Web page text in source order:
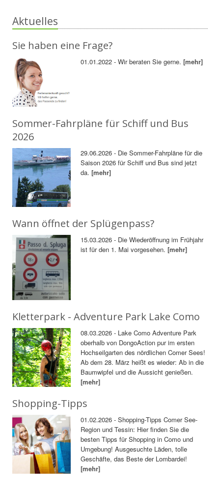
Aktuelles
Sie haben eine Frage?
01.01.2022 - Wir beraten Sie gerne.[mehr]
Sommer-Fahrpläne für Schiff und Bus
2026
29.06.2026 - Die Sommer-Fahrpläne für die
Saison 2026 für Schiff und Bus sind jetzt
da.[mehr]
Wann öffnet der Splügenpass?
15.03.2026 - Die Wiederöffnung im Frühjahr
ist für den 1. Mai vorgesehen.[mehr]
Kletterpark - Adventure Park Lake Como
08.03.2026 - Lake Como Adventure Park
oberhalb von DongoAction pur im ersten
Hochseilgarten des nördlichen Comer Sees!
Ab dem 28. März heißt es wieder: Ab in die
Baumwipfel und die Aussicht genießen.
[mehr]
Shopping-Tipps
01.02.2026 - Shopping-Tipps Comer See-
Region und Tessin: Hier finden Sie die
besten Tipps für Shopping in Como und
Umgebung! Ausgesuchte Läden, tolle
Geschäfte, das Beste der Lombardei!
[mehr]